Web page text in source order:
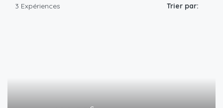
3 Expériences Trier par: